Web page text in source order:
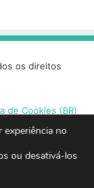
os direitos
de Cookies (BR)
experiência no
ou desativá-los